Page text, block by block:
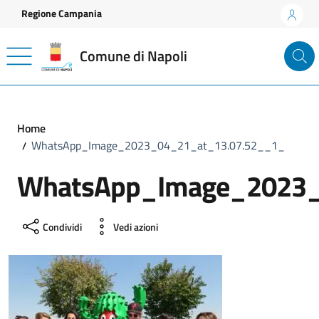
Vai ai contenuti
Vai al footer
Regione Campania
Comune di Napoli
Home
WhatsApp_Image_2023_04_21_at_13.07.52__1_
Condividi Vedi azioni